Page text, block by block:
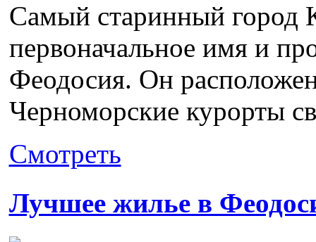
Самый старинный город
первоначальное имя и
Феодосия. Он
Черноморские курорты
Смотреть
Лучшее жилье в